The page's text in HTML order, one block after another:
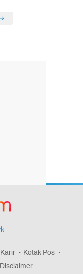
Karir
Kotak Pos
Disclaimer